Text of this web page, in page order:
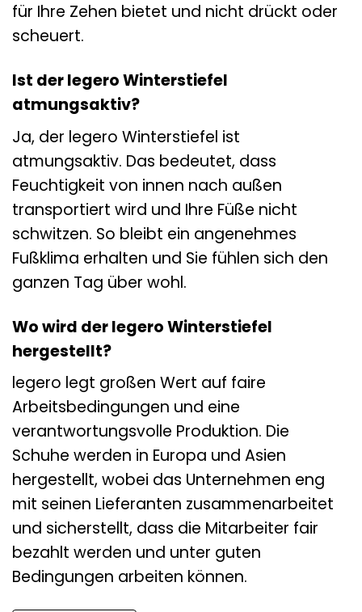
für Ihre Zehen bietet und nicht drückt oder
scheuert.
Ist der legero Winterstiefel
atmungsaktiv?
Ja, der legero Winterstiefel ist
atmungsaktiv. Das bedeutet, dass
Feuchtigkeit von innen nach außen
transportiert wird und Ihre Füße nicht
schwitzen. So bleibt ein angenehmes
Fußklima erhalten und Sie fühlen sich den
ganzen Tag über wohl.
Wo wird der legero Winterstiefel
hergestellt?
legero legt großen Wert auf faire
Arbeitsbedingungen und eine
verantwortungsvolle Produktion. Die
Schuhe werden in Europa und Asien
hergestellt, wobei das Unternehmen eng
mit seinen Lieferanten zusammenarbeitet
und sicherstellt, dass die Mitarbeiter fair
bezahlt werden und unter guten
Bedingungen arbeiten können.